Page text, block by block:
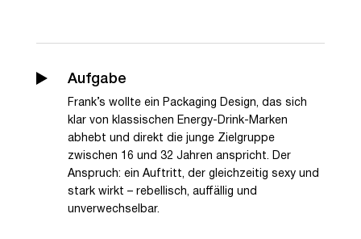
Aufgabe
Frank’s wollte ein Packaging Design, das sich
klar von klassischen Energy-Drink-Marken
abhebt und direkt die junge Zielgruppe
zwischen 16 und 32 Jahren anspricht. Der
Anspruch: ein Auftritt, der gleichzeitig sexy und
stark wirkt – rebellisch, auffällig und
unverwechselbar.